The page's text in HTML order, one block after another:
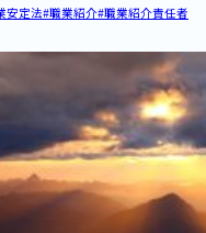
安定法#職業紹介#職業紹介責任者